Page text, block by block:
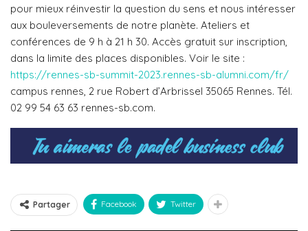
pour mieux réinvestir la question du sens et nous intéresser
aux bouleversements de notre planète. Ateliers et
conférences de 9 h à 21 h 30. Accès gratuit sur inscription,
dans la limite des places disponibles. Voir le site :
https://rennes-sb-summit-2023.rennes-sb-alumni.com/fr/
campus rennes, 2 rue Robert d’Arbrissel 35065 Rennes. Tél.
02 99 54 63 63 rennes-sb.com.
Partager Facebook Twitter